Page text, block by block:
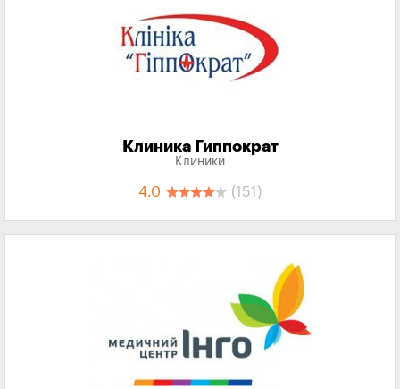
Клиника Гиппократ
Клиники
4.0 (151)